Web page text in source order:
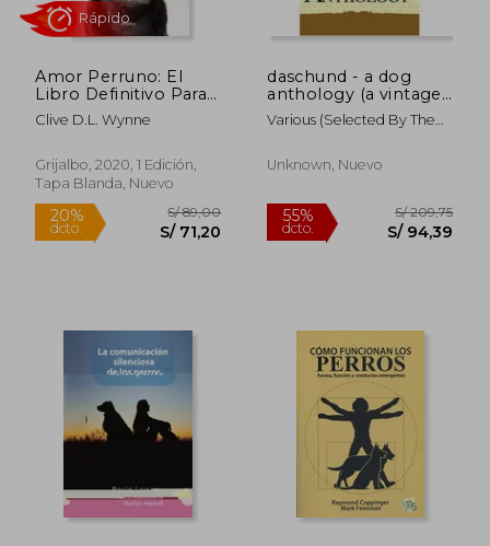
55% S/ 142,41 55% S/
Amor Perruno: El
Libro Definitivo Para
Saber Cuánto te
Quiere tu Perro (Ocio
Clive D.L. Wynne
Grijalbo, 2020, 1 Edición,
Tapa Blanda, Nuevo
Rápido
daschund - a dog
anthology (a vintage
dog books breed
classic)
Various (selected By The
Children&quot,s
Unknown, Nuevo